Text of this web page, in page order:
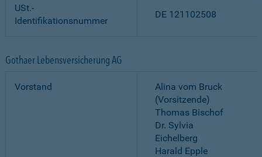
USt.-
Identifikationsnummer
DE 121102508
Gothaer Lebensversicherung AG
Vorstand
Alina vom Bruck
(Vorsitzende)
Thomas Bischof
Dr. Sylvia
Eichelberg
Harald Epple